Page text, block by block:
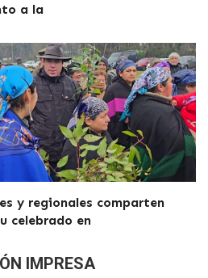
a la
y regionales comparten
celebrado en
IMPRESA